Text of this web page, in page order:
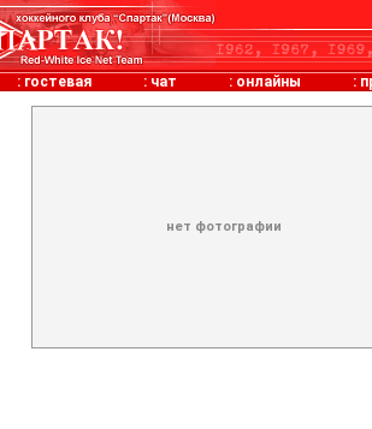
: гостевая : чат : онлайны :
нет фотографии